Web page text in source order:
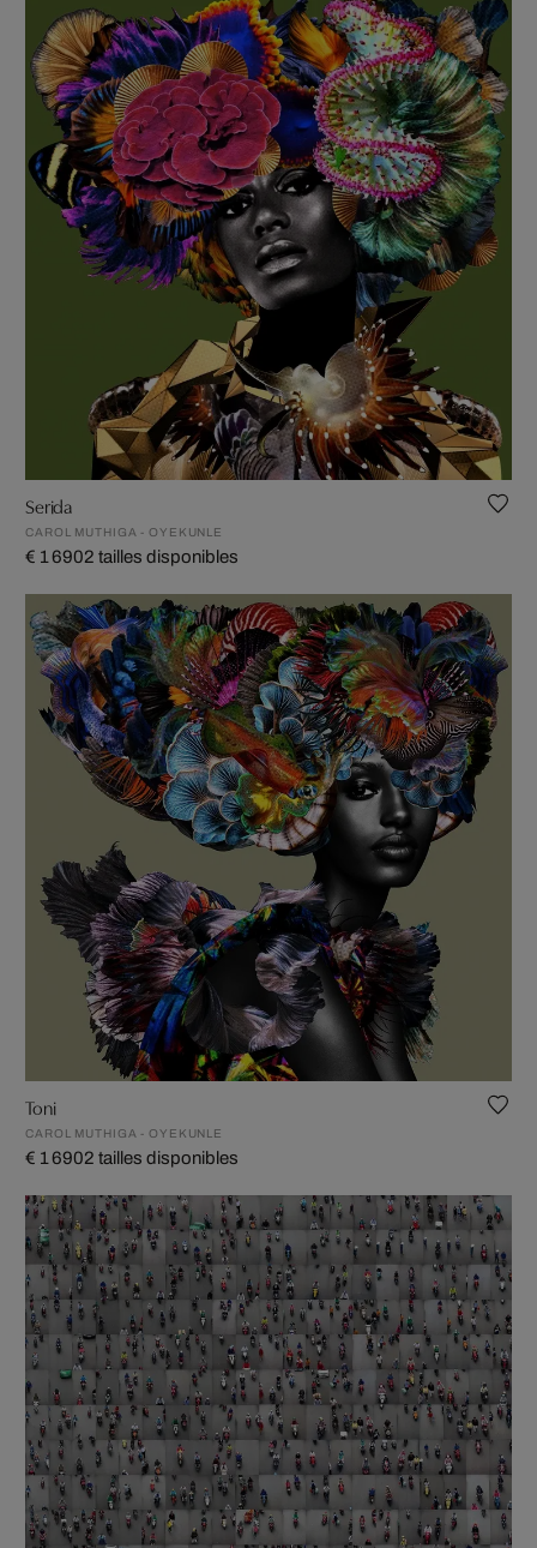
Serida
CAROL MUTHIGA - OYEKUNLE
€ 1 6902 tailles disponibles
Toni
CAROL MUTHIGA - OYEKUNLE
€ 1 6902 tailles disponibles